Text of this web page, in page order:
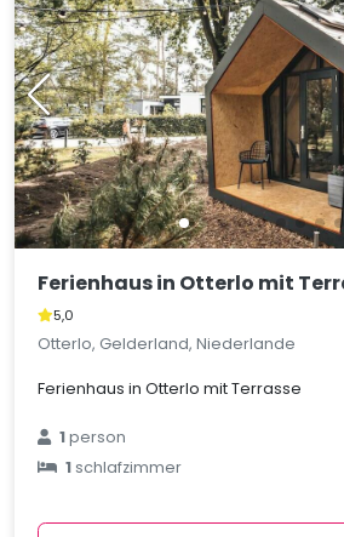
Ferienhaus in Otterlo mit
5,0
Otterlo, Gelderland, Niederlande
Ferienhaus in Otterlo mit Terrasse
1person
1schlafzimmer